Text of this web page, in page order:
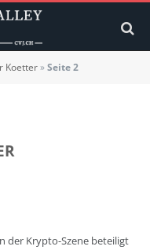
Koetter»Seite 2
der Krypto-Szene beteiligt